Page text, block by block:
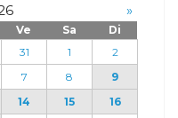
»
Ve Sa
Di
31 1
2
7 8
9
14 15
16